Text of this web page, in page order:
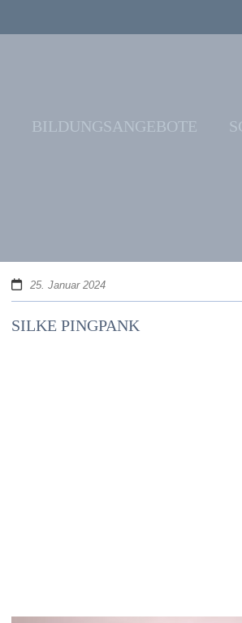
BILDUNGSANGEBOTE
25. Januar 2024
SILKE PINGPANK